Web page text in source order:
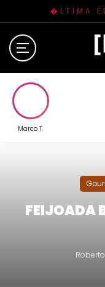
�LTIMA
Marco T.
FEIJOADA